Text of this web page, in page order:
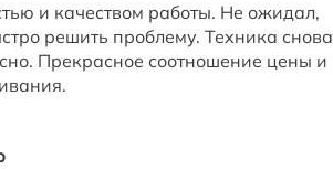
и качеством работы. Не ожидал,
решить проблему. Техника снова
Прекрасное соотношение цены и